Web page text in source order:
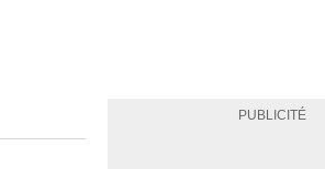
PUBLICITÉ